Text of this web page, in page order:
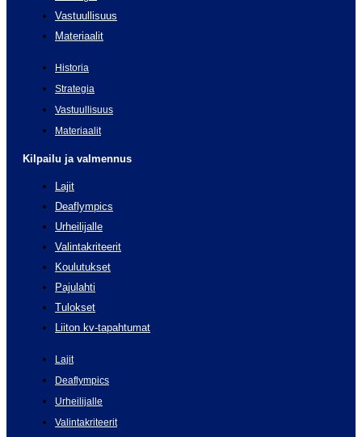
Vastuullisuus
Materiaalit
Historia
Strategia
Vastuullisuus
Materiaalit
Kilpailu ja valmennus
Lajit
Deaflympics
Urheilijalle
Valintakriteerit
Koulutukset
Pajulahti
Tulokset
Liiton kv-tapahtumat
Lajit
Deaflympics
Urheilijalle
Valintakriteerit